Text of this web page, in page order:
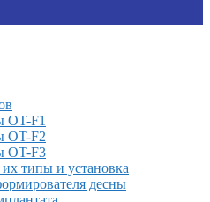
OT-F1
OT-F2
OT-F3
типы и установка
десны